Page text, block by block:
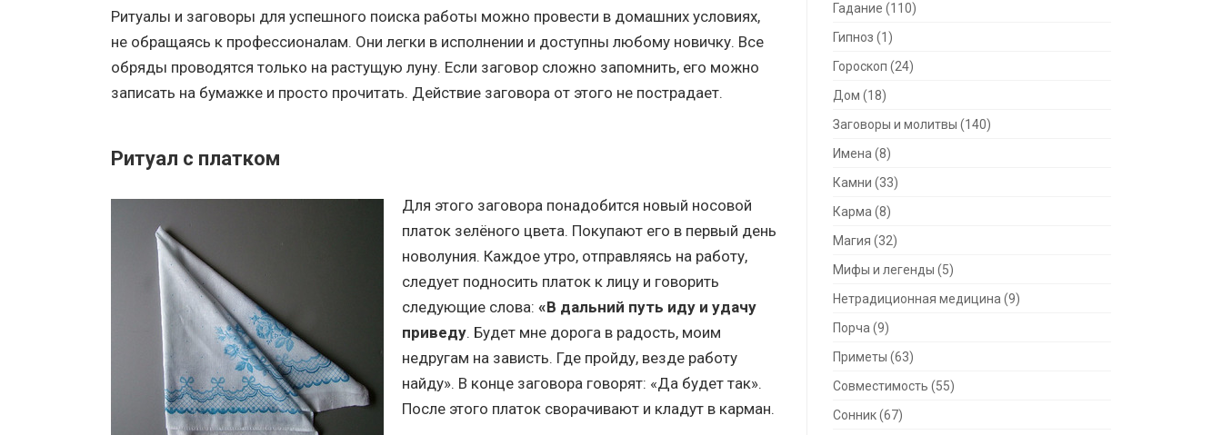
Ритуалы и заговоры для успешного поиска работы можно провести в домашних условиях,
не обращаясь к профессионалам. Они легки в исполнении и доступны любому новичку. Все
обряды проводятся только на растущую луну. Если заговор сложно запомнить, его можно
записать на бумажке и просто прочитать. Действие заговора от этого не пострадает.
Ритуал с платком
Для этого заговора понадобится новый носовой
платок зелёного цвета. Покупают его в первый день
новолуния. Каждое утро, отправляясь на работу,
следует подносить платок к лицу и говорить
следующие слова: «В дальний путь иду и удачу
приведу. Будет мне дорога в радость, моим
недругам на зависть. Где пройду, везде работу
найду». В конце заговора говорят: «Да будет так».
После этого платок сворачивают и кладут в карман.
Гадание (110)
Гипноз (1)
Гороскоп (24)
Дом (18)
Заговоры и молитвы (140)
Имена (8)
Камни (33)
Карма (8)
Магия (32)
Мифы и легенды (5)
Нетрадиционная медицина (9)
Порча (9)
Приметы (63)
Совместимость (55)
Сонник(67)